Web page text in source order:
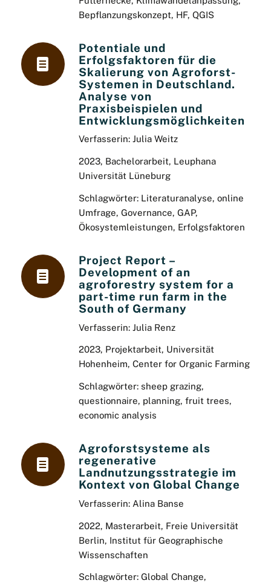
Bepflanzungskonzept, HF, QGIS
Potentiale und
Erfolgsfaktoren für die
Skalierung von Agroforst-
Systemen in Deutschland.
Analyse von
Praxisbeispielen und
Entwicklungsmöglichkeiten
Verfasserin: Julia Weitz
2023, Bachelorarbeit, Leuphana
Universität Lüneburg
Schlagwörter: Literaturanalyse, online
Umfrage, Governance, GAP,
Ökosystemleistungen, Erfolgsfaktoren
Project Report –
Development of an
agroforestry system for a
part-time run farm in the
South of Germany
Verfasserin: Julia Renz
2023, Projektarbeit, Universität
Hohenheim, Center for Organic Farming
Schlagwörter: sheep grazing,
questionnaire, planning, fruit trees,
economic analysis
Agroforstsysteme als
regenerative
Landnutzungsstrategie im
Kontext von Global Change
Verfasserin: Alina Banse
2022, Masterarbeit, Freie Universität
Berlin, Institut für Geographische
Wissenschaften
Schlagwörter: Global Change,